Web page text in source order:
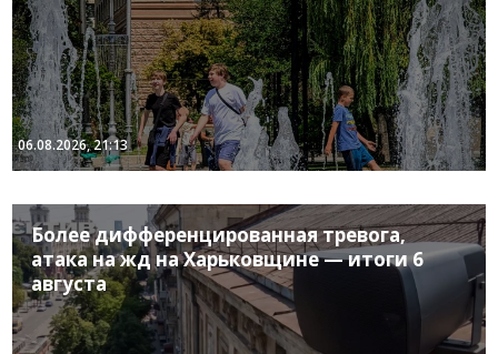
06.08.2026, 21:13
Более дифференцированная тревога,
атака на жд на Харьковщине — итоги 6
августа